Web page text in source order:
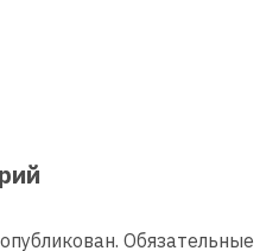
Обязательные